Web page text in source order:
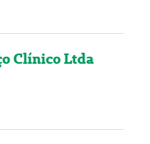
Clínico Ltda